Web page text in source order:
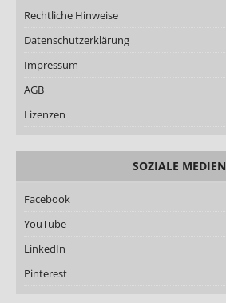
Rechtliche Hinweise
Datenschutzerklärung
Impressum
AGB
Lizenzen
SOZIALE MEDIEN
Facebook
YouTube
LinkedIn
Pinterest